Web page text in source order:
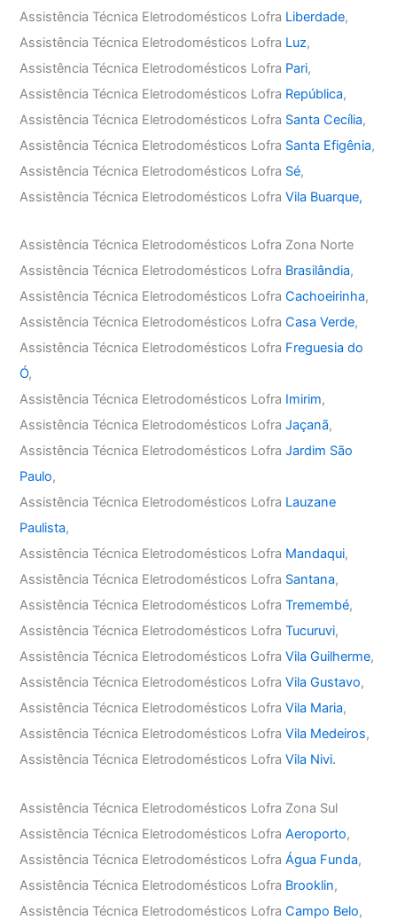
Assistência Técnica Eletrodomésticos Lofra Liberdade,
Assistência Técnica Eletrodomésticos Lofra Luz,
Assistência Técnica Eletrodomésticos Lofra Pari,
Assistência Técnica Eletrodomésticos Lofra República,
Assistência Técnica Eletrodomésticos Lofra Santa Cecília,
Assistência Técnica Eletrodomésticos Lofra Santa Efigênia,
Assistência Técnica Eletrodomésticos Lofra Sé,
Assistência Técnica Eletrodomésticos LofraVila Buarque,
Assistência Técnica Eletrodomésticos Lofra Zona Norte
Assistência Técnica Eletrodomésticos Lofra Brasilândia,
Assistência Técnica Eletrodomésticos LofraCachoeirinha,
Assistência Técnica Eletrodomésticos LofraCasa Verde,
Assistência Técnica Eletrodomésticos Lofra Freguesia do
Ó,
Assistência Técnica Eletrodomésticos Lofra Imirim,
Assistência Técnica Eletrodomésticos LofraJaçanã,
Assistência Técnica Eletrodomésticos LofraJardim São
Paulo,
Assistência Técnica Eletrodomésticos Lofra Lauzane
Paulista,
Assistência Técnica Eletrodomésticos Lofra Mandaqui,
Assistência Técnica Eletrodomésticos Lofra Santana,
Assistência Técnica Eletrodomésticos LofraTremembé,
Assistência Técnica Eletrodomésticos LofraTucuruvi,
Assistência Técnica Eletrodomésticos LofraVila Guilherme,
Assistência Técnica Eletrodomésticos LofraVila Gustavo,
Assistência Técnica Eletrodomésticos LofraVila Maria,
Assistência Técnica Eletrodomésticos LofraVila Medeiros,
Assistência Técnica Eletrodomésticos LofraVila Nivi.
Assistência Técnica Eletrodomésticos Lofra Zona Sul
Assistência Técnica Eletrodomésticos LofraAeroporto,
Assistência Técnica Eletrodomésticos LofraÁgua Funda,
Assistência Técnica Eletrodomésticos Lofra Brooklin,
Assistência Técnica Eletrodomésticos LofraCampo Belo,